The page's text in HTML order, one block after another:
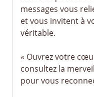
messages vous
et vous invitent à
véritable.
« Ouvrez votre
consultez la
pour vous